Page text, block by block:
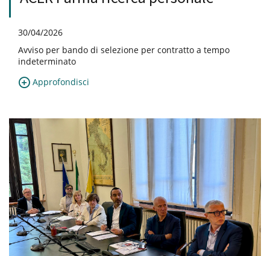
30/04/2026
Avviso per bando di selezione per contratto a tempo
indeterminato
Approfondisci